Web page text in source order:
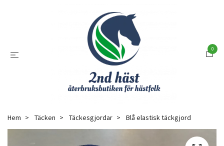
0
Hem Täcken Täckesgjordar Blå elastisk täckgjord